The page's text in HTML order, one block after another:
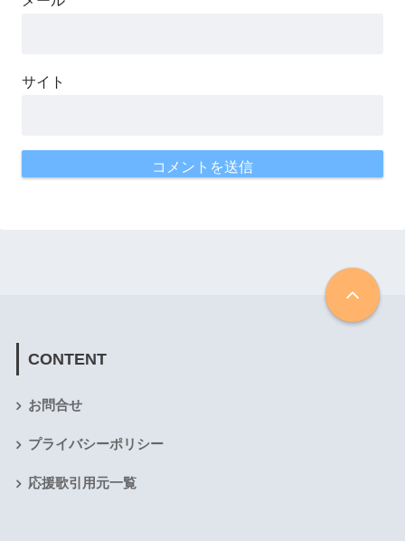
サイト
CONTENT
お問合せ
プライバシーポリシー
応援歌引用元一覧